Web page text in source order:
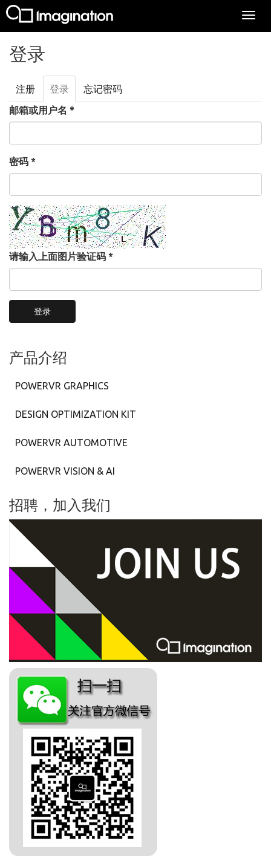
登录
主标签
注册 登录 （活
动标
忘记密码
邮箱或用户名 *
密码 *
请输入上面图片验证码 *
登录
产品介绍
POWERVR GRAPHICS
DESIGN OPTIMIZATION KIT
POWERVR AUTOMOTIVE
POWERVR VISION & AI
招聘，加入我们